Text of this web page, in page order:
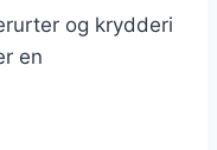
og krydderi
en